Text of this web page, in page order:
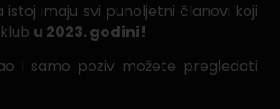
istoj imaju svi punoljetni članovi koji
u 2023. godini!
i samo poziv možete pregledati